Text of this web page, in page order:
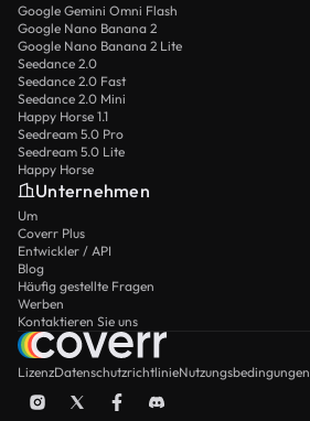
Google Gemini Omni Flash
Google Nano Banana 2
Google Nano Banana 2 Lite
Seedance 2.0
Seedance 2.0 Fast
Seedance 2.0 Mini
Happy Horse 1.1
Seedream 5.0 Pro
Seedream 5.0 Lite
Happy Horse
Unternehmen
Um
Coverr Plus
Entwickler / API
Blog
Häufig gestellte Fragen
Werben
Kontaktieren Sie uns
LizenzDatenschutzrichtlinieNutzungsbedingungen